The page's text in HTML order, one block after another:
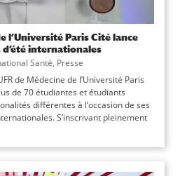
l’Université Paris Cité lance
d’été internationales
Santé, Presse
de Médecine de l’Université Paris
de 70 étudiantes et étudiants
différentes à l’occasion de ses
S’inscrivant pleinement